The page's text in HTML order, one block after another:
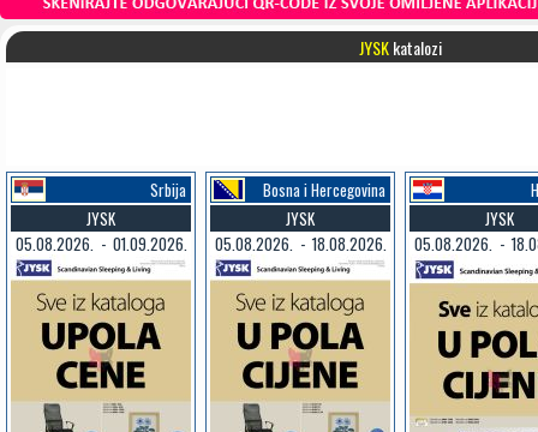
JYSKkatalozi
Srbija
JYSK
05.08.2026. - 01.09.2026.
Bosna i Hercegovina
JYSK
05.08.2026. - 18.08.2026.
JYSK
05.08.2026. -